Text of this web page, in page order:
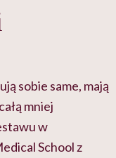
sobie same, mają
mniej
w
School z